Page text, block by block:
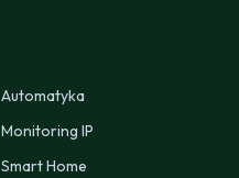
Automatyka
Monitoring IP
Smart Home